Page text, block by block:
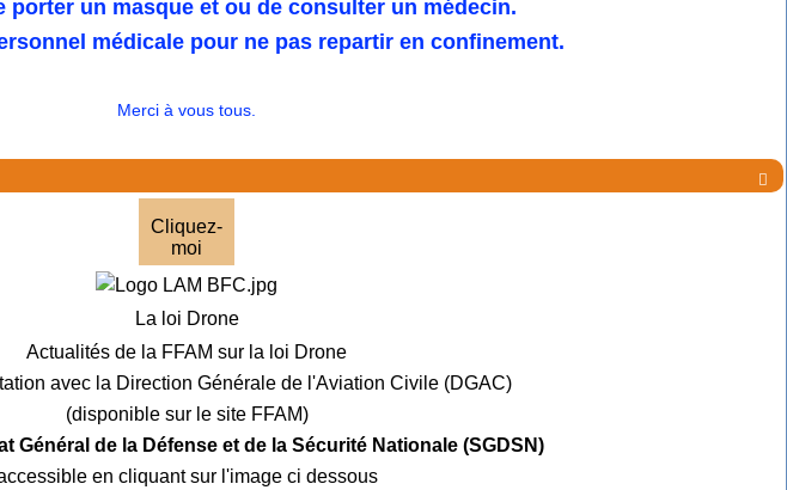
porter un masque et ou de consulter un médecin.
médicale pour ne pas repartir en confinement.
Merci à vous tous.

Cliquez-
moi
La loi Drone
Actualités de la FFAM sur la loi Drone
avec la Direction Générale de l'Aviation Civile (DGAC)
(disponible sur le site FFAM)
Général de la Défense et de la Sécurité Nationale (SGDSN)
en cliquant sur l'image ci dessous